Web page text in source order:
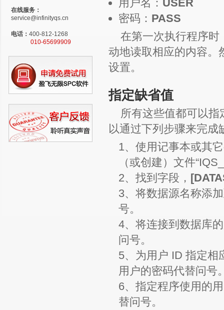
在线服务：
service@infinityqs.cn
电话： 400-812-1268
010-65699909
用户名： USER
密码： PASS
在第一次执行程序
动地读取相应的内容。
设置。
指定缺省值
所有这些值都可以
以通过下列步骤来完成
1、使用记事本或其
（或创建）文件
2、找到字段，
3、将数据源名称添
号。
4、将连接到数据库
问号。
5、为用户 ID 指定相
用户的密码代替问号
6、指定程序使用的
替问号。